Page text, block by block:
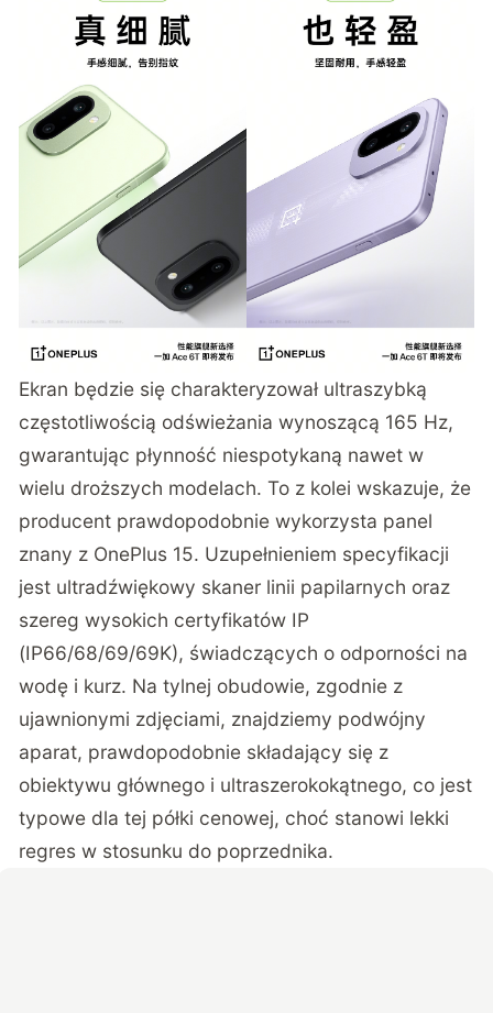
Ekran będzie się charakteryzował ultraszybką
częstotliwością odświeżania wynoszącą 165 Hz,
gwarantując płynność niespotykaną nawet w
wielu droższych modelach. To z kolei wskazuje, że
producent prawdopodobnie wykorzysta panel
znany z OnePlus 15. Uzupełnieniem specyfikacji
jest ultradźwiękowy skaner linii papilarnych oraz
szereg wysokich certyfikatów IP
(IP66/68/69/69K), świadczących o odporności na
wodę i kurz. Na tylnej obudowie, zgodnie z
ujawnionymi zdjęciami, znajdziemy podwójny
aparat, prawdopodobnie składający się z
obiektywu głównego i ultraszerokokątnego, co jest
typowe dla tej półki cenowej, choć stanowi lekki
regres w stosunku do poprzednika.